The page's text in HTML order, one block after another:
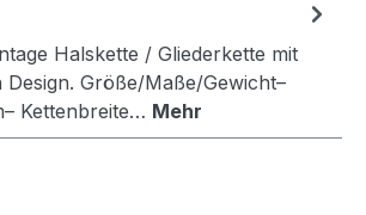
Halskette / Gliederkette mit
Design. Größe/Maße/Gewicht–
Kettenbreite… Mehr